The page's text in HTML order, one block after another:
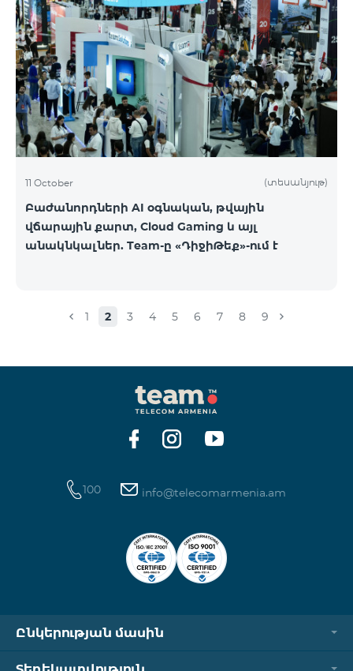
11 October (տեսանյութ)
Բաժանորդների AI օգնական, թվային
վճարային քարտ, Cloud Gaming և այլ
անակնկալներ. Team-ը «ԴիջիԹեք»-ում է
1 2 3 4 5 6 7 8 9
100 info@telecomarmenia.am
Ընկերության մասին